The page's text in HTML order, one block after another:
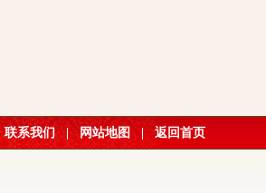
联系我们 | 网站地图 返回首页